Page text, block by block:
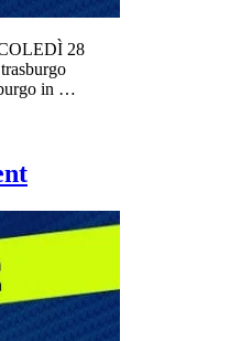
28
in …